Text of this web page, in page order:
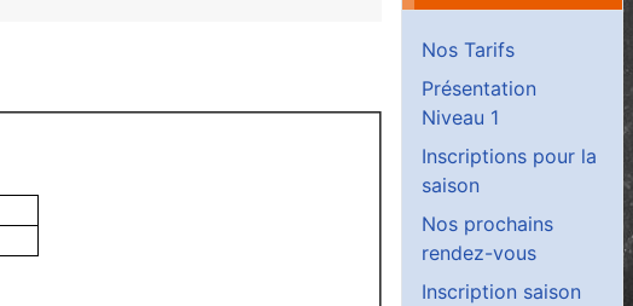
Nos Tarifs
Présentation
Niveau 1
Inscriptions pour la
saison
Nos prochains
rendez-vous
Inscription saison